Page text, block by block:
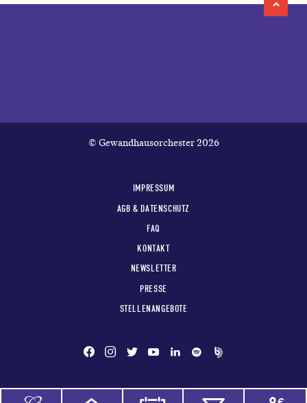
© Gewandhausorchester 2026
IMPRESSUM
AGB & DATENSCHUTZ
FAQ
KONTAKT
NEWSLETTER
PRESSE
STELLENANGEBOTE